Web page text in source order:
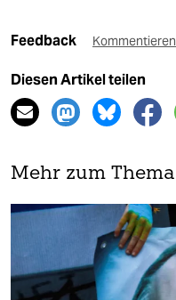
Feedback Kommentieren
Diesen Artikel teilen
Mehr zum Thema